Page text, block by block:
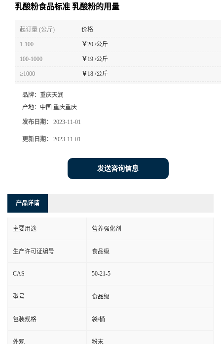
乳酸粉食品标准 乳酸粉的用量
起订量 (公斤) 价格
1-100 ￥20 /公斤
100-1000 ￥19 /公斤
≥1000 ￥18 /公斤
品牌： 重庆天润
产地： 中国 重庆重庆
发布日期： 2023-11-01
更新日期： 2023-11-01
发送咨询信息
产品详请
主要用途 营养强化剂
生产许可证编号 食品级
CAS 50-21-5
型号 食品级
包装规格 袋/桶
外观 粉末